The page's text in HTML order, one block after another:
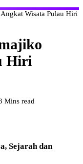
Wisata Pulau Hiri
Hiri
Mins read
Sejarah dan